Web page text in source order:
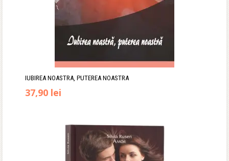
IUBIREA NOASTRA, PUTEREA NOASTRA
Prețul
37,90 lei
este:
37,90 lei.